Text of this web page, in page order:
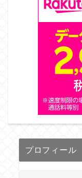
プロフィール